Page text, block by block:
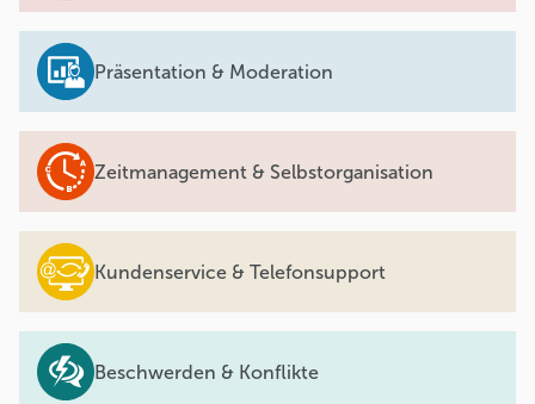
Präsentation & Moderation
Zeitmanagement & Selbstorganisation
Kundenservice & Telefonsupport
Beschwerden & Konflikte